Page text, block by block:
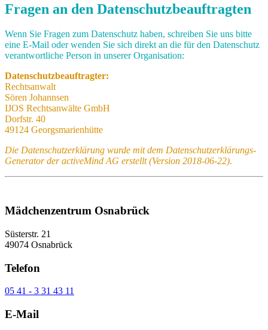
Fragen an den Datenschutzbeauftragten
Wenn Sie Fragen zum Datenschutz haben, schreiben Sie uns bitte
eine E-Mail oder wenden Sie sich direkt an die für den Datenschutz
verantwortliche Person in unserer Organisation:
Datenschutzbeauftragter:
Rechtsanwalt
Sören Johannsen
IJOS Rechtsanwälte GmbH
Dorfstr. 40
49124 Georgsmarienhütte
Die Datenschutzerklärung wurde mit dem Datenschutzerklärungs-
Generator der activeMind AG erstellt (Version 2018-06-22).
Mädchenzentrum Osnabrück
Süsterstr. 21
49074 Osnabrück
Telefon
05 41 - 3 31 43 11
E-Mail